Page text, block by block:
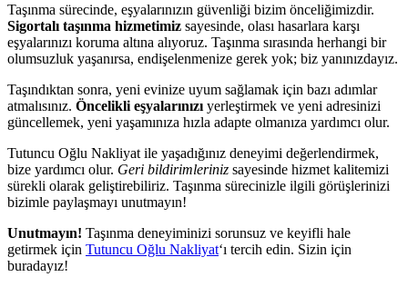
Taşınma sürecinde, eşyalarınızın güvenliği bizim önceliğimizdir.
Sigortalı taşınma hizmetimiz sayesinde, olası hasarlara karşı
eşyalarınızı koruma altına alıyoruz. Taşınma sırasında herhangi bir
olumsuzluk yaşanırsa, endişelenmenize gerek yok; biz yanınızdayız.
Taşındıktan sonra, yeni evinize uyum sağlamak için bazı adımlar
atmalısınız. Öncelikli eşyalarınızı yerleştirmek ve yeni adresinizi
güncellemek, yeni yaşamınıza hızla adapte olmanıza yardımcı olur.
Tutuncu Oğlu Nakliyat ile yaşadığınız deneyimi değerlendirmek,
bize yardımcı olur. Geri bildirimleriniz sayesinde hizmet kalitemizi
sürekli olarak geliştirebiliriz. Taşınma sürecinizle ilgili görüşlerinizi
bizimle paylaşmayı unutmayın!
Unutmayın! Taşınma deneyiminizi sorunsuz ve keyifli hale
getirmek için Tutuncu Oğlu Nakliyat‘ı tercih edin. Sizin için
buradayız!